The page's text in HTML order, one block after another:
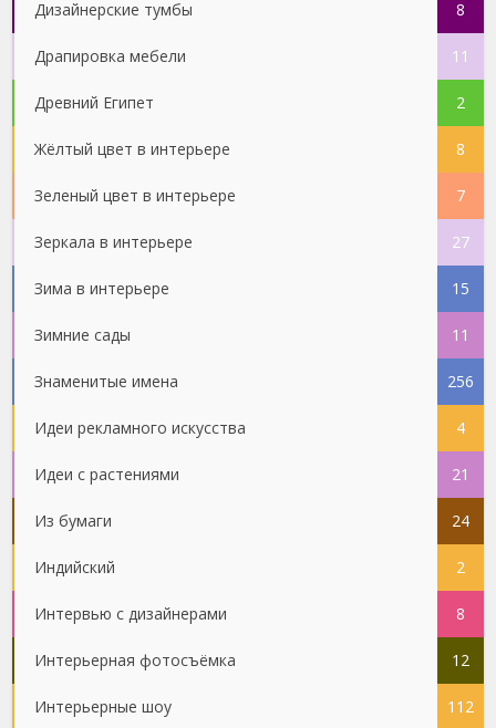
Дизайнерские тумбы 8
Драпировка мебели 11
Древний Египет 2
Жёлтый цвет в интерьере 8
Зеленый цвет в интерьере 7
Зеркала в интерьере 27
Зима в интерьере 15
Зимние сады 11
Знаменитые имена 256
Идеи рекламного искусства 4
Идеи с растениями 21
Из бумаги 24
Индийский 2
Интервью с дизайнерами 8
Интерьерная фотосъёмка 12
Интерьерные шоу 112